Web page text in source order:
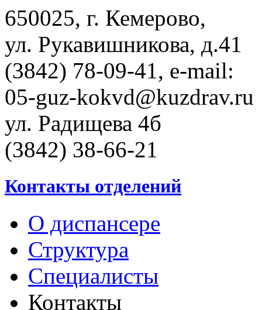
650025, г. Кемерово,
ул. Рукавишникова, д.41
(3842) 78-09-41, e-mail:
05-guz-kоkvd@kuzdrаv.ru
ул. Радищева 4б
(3842) 38-66-21
Контакты отделений
О диспансере
Структура
Специалисты
Контакты